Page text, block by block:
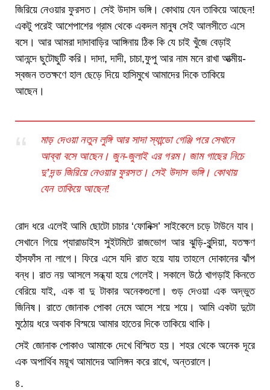
জিরিয়ে নেওয়ার ফুরসত। সেই উদাস ভঙ্গি। কোথায় যেন তাকিয়ে আছেন!
একটু পরেই আশেপাশের গ্রাম থেকে একদল মানুষ সেই আলসীতে এসে
বসে। আর আমরা দাদাবাড়ির আঙ্গিনায় ঠিক কি যে চাই খুঁজে বেড়াই
আনন্দে ছুটোছুটি করি। দাদা, দাদী, চাচা,ফুপু আর নাম মনে রাখা আত্মীয়-
স্বজন ততক্ষণে হাল ছেড়ে দিয়ে হাসিমুখে আমাদের দিকে তাকিয়ে
আছেন।
মাড় দেওয়া নতুন লুঙ্গি আর সাদা স্যান্ডো গেঞ্জি পরে সেখানে
আব্বা বসে আছেন। জুন-জুলাই এর গরম। জাম গাছের নিচে
দু’দন্ড জিরিয়ে নেওয়ার ফুরসত। সেই উদাস ভঙ্গি। কোথায়
যেন তাকিয়ে আছেন!
রোদ ধরে এলেই আমি ছোটো চাচার ‘ফোনিক্স’ সাইকেলে চড়ে টাউনে যাব।
সেখানে গিয়ে প্যারাডাইস সুইটমিটে রাজভোগ আর ঝুড়ি-বুন্দিয়া, যতক্ষণ
হাঁসফাঁস না লাগে। ফিরে এসে যদি রাত হয়ে যায় তাহলে দোকানের ঝাঁপ
বন্ধ। রাত নয় আসলে সন্ধ্যা হয়ে গেলেই। সকালে উঠে খাগড়াই কিনতে
বেরিয়ে যাই, এক বা দু টাকার অনেকগুলো। গুড় দেওয়া এক অদ্ভুত
জিনিষ। রাতে জোনাক পোকা নেমে আসে শয়ে শয়ে। আমি একটা দুটো
মুঠোয় ধরে অবাক বিস্ময়ে আমার হাতের দিকে তাকিয়ে থাকি।
সেই জোনাক পোকাও আমাকে দেখে বিস্মিত হয়। শহর থেকে অনেক দূরে
এক অপার্থিব ময়ূখ আমাদের আলিঙ্গন করে রাখে, অন্তরালে।
৪.